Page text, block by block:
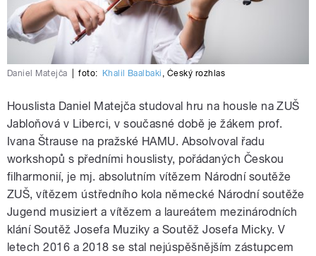
Daniel Matejča foto: Khalil Baalbaki , Český rozhlas
Houslista Daniel Matejča studoval hru na housle na ZUŠ
Jabloňová v Liberci, v současné době je žákem prof.
Ivana Štrause na pražské HAMU. Absolvoval řadu
workshopů s předními houslisty, pořádaných Českou
filharmonií, je mj. absolutním vítězem Národní soutěže
ZUŠ, vítězem ústředního kola německé Národní soutěže
Jugend musiziert a vítězem a laureátem mezinárodních
klání Soutěž Josefa Muziky a Soutěž Josefa Micky. V
letech 2016 a 2018 se stal nejúspěšnějším zástupcem